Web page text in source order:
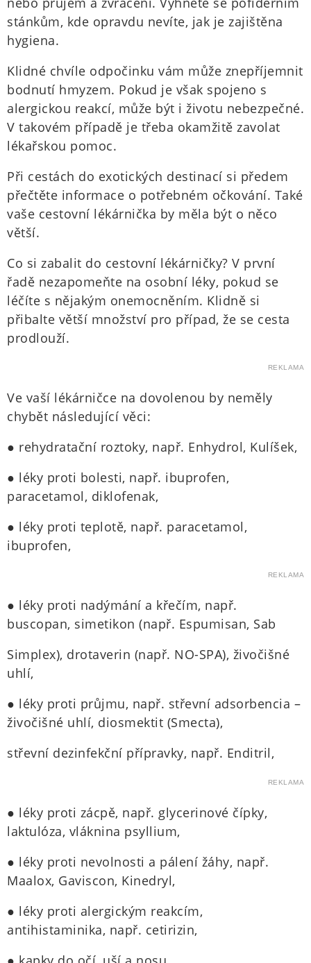
stánkům, kde opravdu nevíte, jak je zajištěna
hygiena.
Klidné chvíle odpočinku vám může znepříjemnit
bodnutí hmyzem. Pokud je však spojeno s
alergickou reakcí, může být i životu nebezpečné.
V takovém případě je třeba okamžitě zavolat
lékařskou pomoc.
Při cestách do exotických destinací si předem
přečtěte informace o potřebném očkování. Také
vaše cestovní lékárnička by měla být o něco
větší.
Co si zabalit do cestovní lékárničky? V první
řadě nezapomeňte na osobní léky, pokud se
léčíte s nějakým onemocněním. Klidně si
přibalte větší množství pro případ, že se cesta
prodlouží.
REKLAMA
Ve vaší lékárničce na dovolenou by neměly
chybět následující věci:
● rehydratační roztoky, např. Enhydrol, Kulíšek,
● léky proti bolesti, např. ibuprofen,
paracetamol, diklofenak,
● léky proti teplotě, např. paracetamol,
ibuprofen,
REKLAMA
● léky proti nadýmání a křečím, např.
buscopan, simetikon (např. Espumisan, Sab
Simplex), drotaverin (např. NO-SPA), živočišné
uhlí,
● léky proti průjmu, např. střevní adsorbencia –
živočišné uhlí, diosmektit (Smecta),
střevní dezinfekční přípravky, např. Enditril,
REKLAMA
● léky proti zácpě, např. glycerinové čípky,
laktulóza, vláknina psyllium,
● léky proti nevolnosti a pálení žáhy, např.
Maalox, Gaviscon, Kinedryl,
● léky proti alergickým reakcím,
antihistaminika, např. cetirizin,